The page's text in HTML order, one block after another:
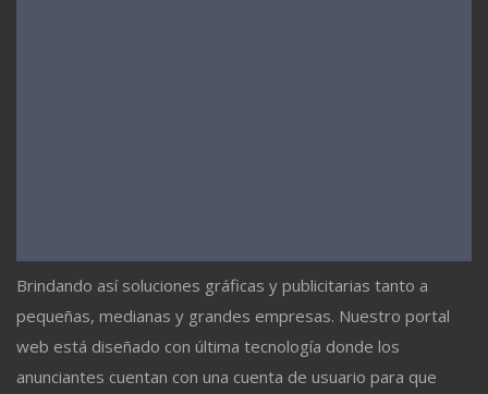
Brindando así soluciones gráficas y publicitarias tanto a
pequeñas, medianas y grandes empresas. Nuestro portal
web está diseñado con última tecnología donde los
anunciantes cuentan con una cuenta de usuario para que